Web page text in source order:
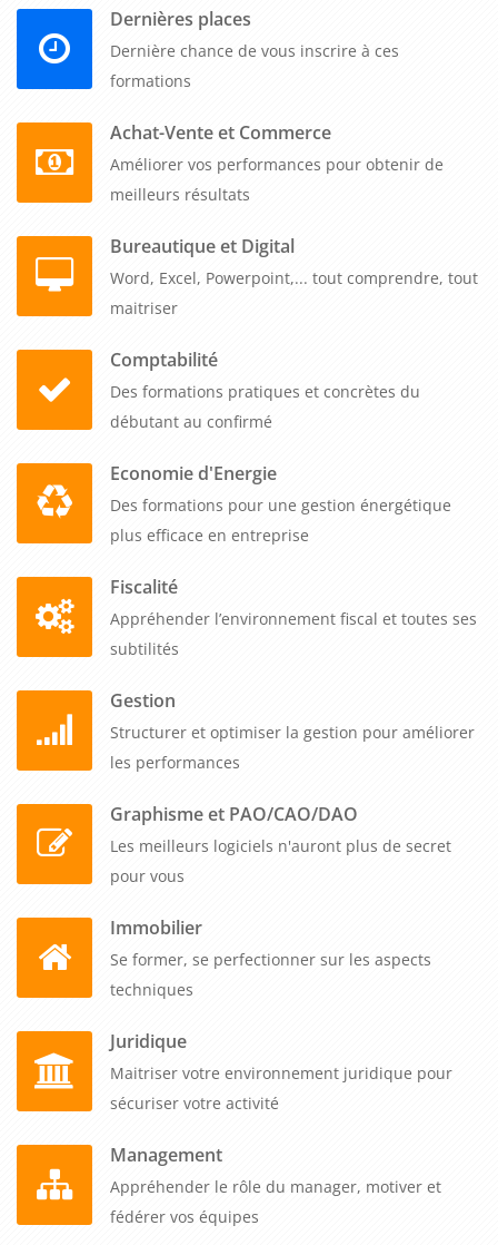
place une méthode d'intégration qui sera bénéfique pour
l'ensemble de l'entreprise. Les collaborateurs accueillis
seront plus rapidement opérationnels, motivés et fidélisés.
En conclusion, la formation "Le Onboarding pour réussir
l'intégration des nouveaux collaborateurs" est une formation
très utile pour tous les managers et responsables RH
la rétention des talents. En formant les managers à cette
méthode innovante, les entreprises seront mieux armées
pour affronter les défis de demain et renforcer leur
Dernières places
Dernière chance de vous inscrire à ces
formations
Achat-Vente et Commerce
Améliorer vos performances pour obtenir de
meilleurs résultats
Bureautique et Digital
Word, Excel, Powerpoint,... tout comprendre, tout
maitriser
Comptabilité
Des formations pratiques et concrètes du
débutant au confirmé
Economie d'Energie
Des formations pour une gestion énergétique
plus efficace en entreprise
Fiscalité
Appréhender l’environnement fiscal et toutes ses
subtilités
Gestion
Structurer et optimiser la gestion pour améliorer
les performances
Graphisme et PAO/CAO/DAO
Les meilleurs logiciels n'auront plus de secret
pour vous
Immobilier
Se former, se perfectionner sur les aspects
techniques
Juridique
Maitriser votre environnement juridique pour
sécuriser votre activité
Management
Appréhender le rôle du manager, motiver et
fédérer vos équipes